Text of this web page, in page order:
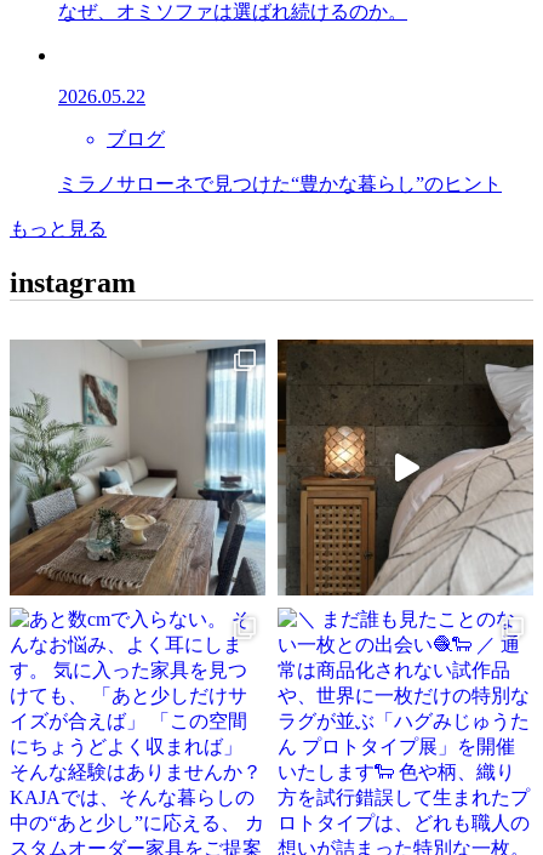
なぜ、オミソファは選ばれ続けるのか。
2026.05.22
ブログ
ミラノサローネで見つけた“豊かな暮らし”のヒント
もっと見る
instagram